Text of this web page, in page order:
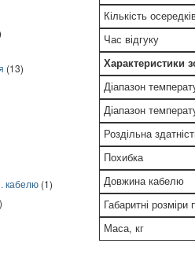
(13)
кабелю (1)
Кількість
Час відгуку
Характеристики
Діапазон
Діапазон
Роздільна
Похибка
Довжина кабелю
Габаритні
Маса, кг